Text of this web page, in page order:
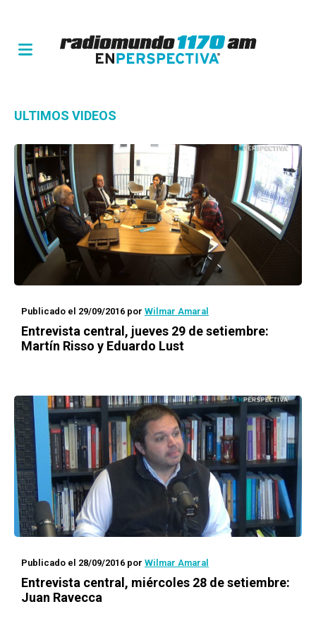
ULTIMOS VIDEOS
Publicado el 29/09/2016 por Wilmar Amaral
Entrevista central, jueves 29 de setiembre:
Martín Risso y Eduardo Lust
Publicado el 28/09/2016 por Wilmar Amaral
Entrevista central, miércoles 28 de setiembre:
Juan Ravecca